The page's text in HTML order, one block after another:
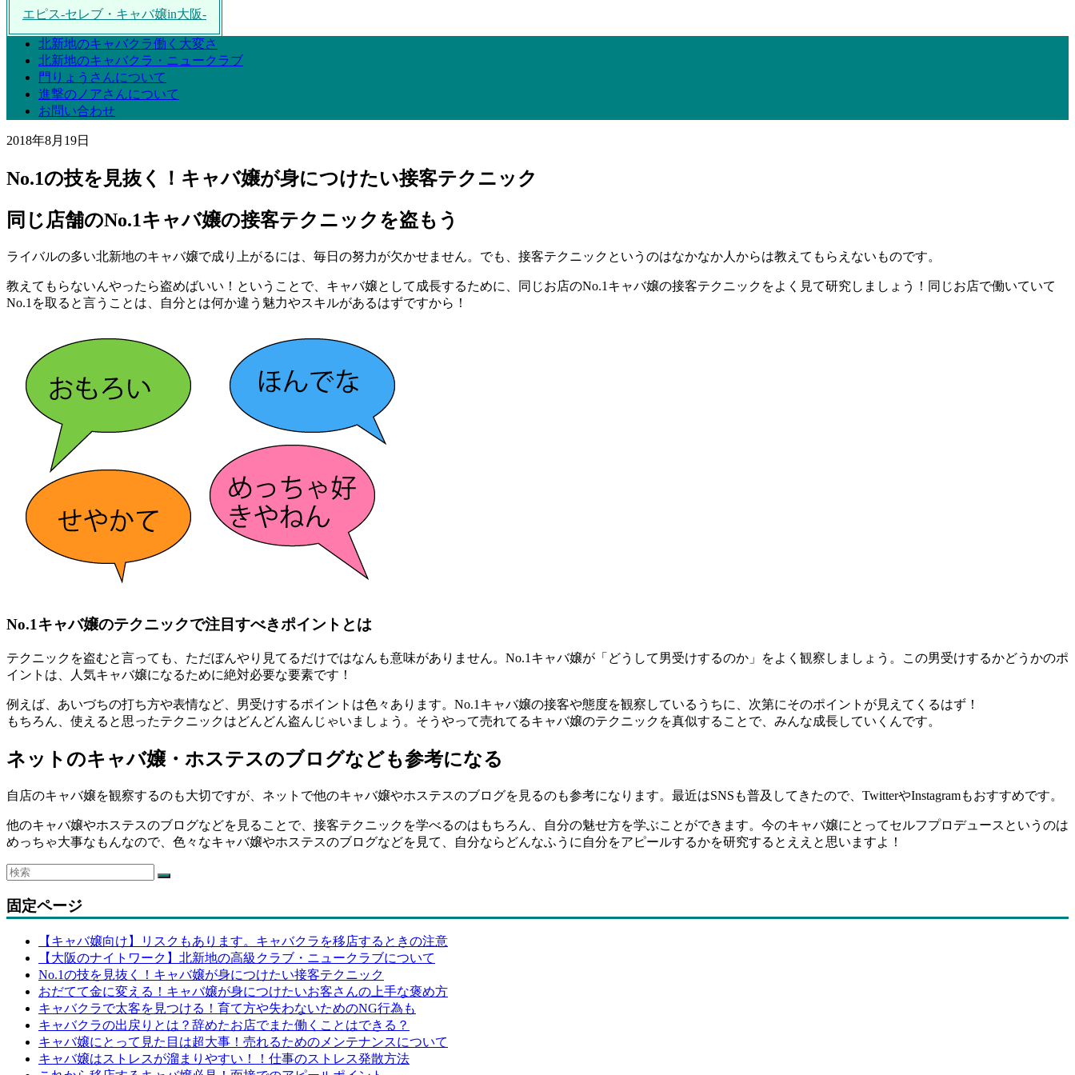
エピス-セレブ・キャバ嬢in大阪-
北新地のキャバクラ働く大変さ
北新地のキャバクラ・ニュークラブ
門りょうさんについて
進撃のノアさんについて
お問い合わせ
2018年8月19日
No.1の技を見抜く！キャバ嬢が身につけたい接客テクニック
同じ店舗のNo.1キャバ嬢の接客テクニックを盗もう
ライバルの多い北新地のキャバ嬢で成り上がるには、毎日の努力が欠かせません。でも、接客テクニックというのはなかなか人からは教えてもらえないものです。
教えてもらないんやったら盗めばいい！ということで、キャバ嬢として成長するために、同じお店のNo.1キャバ嬢の接客テクニックをよく見て研究しましょう！同じお店で働いていて
No.1を取ると言うことは、自分とは何か違う魅力やスキルがあるはずですから！
No.1キャバ嬢のテクニックで注目すべきポイントとは
テクニックを盗むと言っても、ただぼんやり見てるだけではなんも意味がありません。No.1キャバ嬢が「どうして男受けするのか」をよく観察しましょう。この男受けするかどうかのポ
イントは、人気キャバ嬢になるために絶対必要な要素です！
例えば、あいづちの打ち方や表情など、男受けするポイントは色々あります。No.1キャバ嬢の接客や態度を観察しているうちに、次第にそのポイントが見えてくるはず！
もちろん、使えると思ったテクニックはどんどん盗んじゃいましょう。そうやって売れてるキャバ嬢のテクニックを真似することで、みんな成長していくんです。
ネットのキャバ嬢・ホステスのブログなども参考になる
自店のキャバ嬢を観察するのも大切ですが、ネットで他のキャバ嬢やホステスのブログを見るのも参考になります。最近はSNSも普及してきたので、TwitterやInstagramもおすすめです。
他のキャバ嬢やホステスのブログなどを見ることで、接客テクニックを学べるのはもちろん、自分の魅せ方を学ぶことができます。今のキャバ嬢にとってセルフプロデュースというのは
めっちゃ大事なもんなので、色々なキャバ嬢やホステスのブログなどを見て、自分ならどんなふうに自分をアピールするかを研究するとええと思いますよ！
固定ページ
【キャバ嬢向け】リスクもあります。キャバクラを移店するときの注意
【大阪のナイトワーク】北新地の高級クラブ・ニュークラブについて
No.1の技を見抜く！キャバ嬢が身につけたい接客テクニック
おだてて金に変える！キャバ嬢が身につけたいお客さんの上手な褒め方
キャバクラで太客を見つける！育て方や失わないためのNG行為も
キャバクラの出戻りとは？辞めたお店でまた働くことはできる？
キャバ嬢にとって見た目は超大事！売れるためのメンテナンスについて
キャバ嬢はストレスが溜まりやすい！！仕事のストレス発散方法